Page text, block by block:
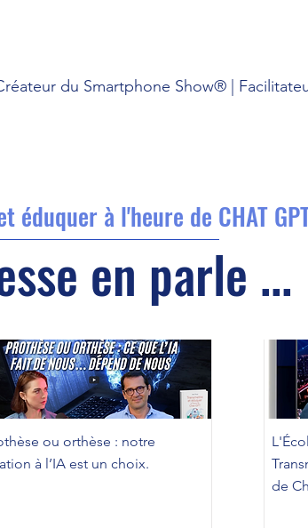
du Smartphone Show® |
éduquer à l'heure de CHAT
en parle ...
ou orthèse : notre
à l’IA est un choix.
de